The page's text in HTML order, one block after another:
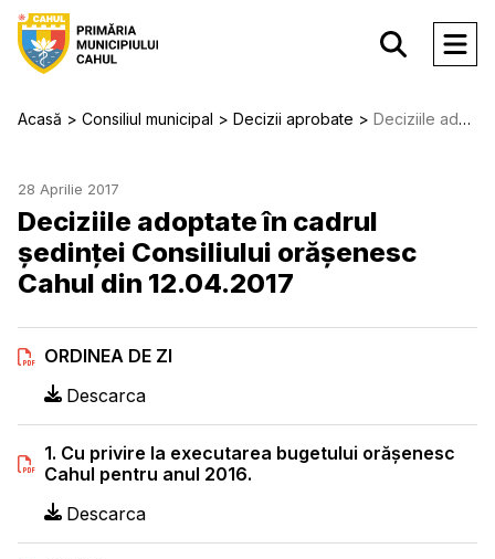
Acasă Consiliul municipal Decizii aprobate Deciziile adoptate în cadrul ședinței Consiliului orășenesc Cahul din 12.04.2017
28 Aprilie 2017
Deciziile adoptate în cadrul
ședinței Consiliului orășenesc
Cahul din 12.04.2017
ORDINEA DE ZI
Descarca
1. Cu privire la executarea bugetului orăşenesc
Cahul pentru anul 2016.
Descarca